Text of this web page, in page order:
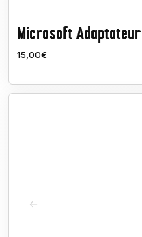
Microsoft Adaptateur
15,00€